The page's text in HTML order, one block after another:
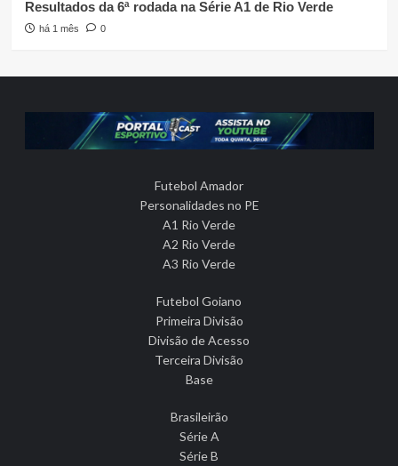
Resultados da 6ª rodada na Série A1 de Rio Verde
há 1 mês 0
Futebol Amador
Personalidades no PE
A1 Rio Verde
A2 Rio Verde
A3 Rio Verde
Futebol Goiano
Primeira Divisão
Divisão de Acesso
Terceira Divisão
Base
Brasileirão
Série A
Série B